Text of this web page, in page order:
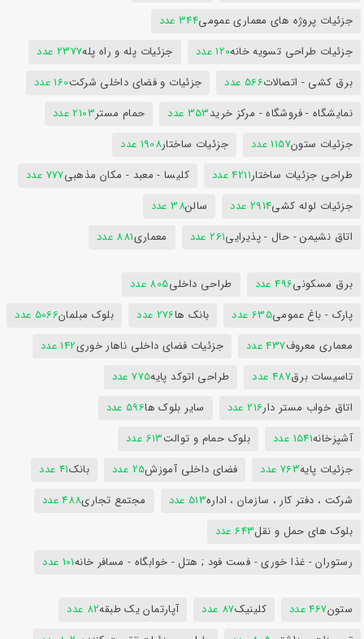
جزئیات پروژه های معماری عمومی344 عدد
جزئیات طراحی تسویه خانه120 عدد جزئیات پله و راه پله2377 عدد
برق کشی - اتصالات566 عدد جزئیات و فضای داخلی شرکت160 عدد
نمایشگاه - فروشگاه - مرکز خرید353 عدد حمام مستر2103 عدد
جزئیات ستون1157 عدد جزئیات ساختار1908 عدد
طراحی جزئیات ساختار4211 عدد کلیسا - معبد - مکان مذهبی777 عدد
جزئیات لوله کشی2914 عدد سالن38 عدد
اتاق نشیمن - حال - پذیرایی261 عدد معماری881 عدد
برق مسکونی496 عدد طراحی داخلی805 عدد
پارک - باغ عمومی635 عدد بانک ها276 عدد بلوک مبلمان5066 عدد
معماری معروف437 عدد جزئیات فضای داخلی ناهار خوری142 عدد
تاسیسات برق487 عدد طراحی اتوکد پایه775 عدد
اتاق خواب مستر دار216 عدد سایر بلوک ها596 عدد
آشپزخانه1541 عدد بلوک حمام و توالت613 عدد
جزئیات پایه763 عدد فضای داخلی آموزش25 عدد بانک41 عدد
شرکت ، دفتر کار ، سازمان ، اداره513 عدد مجتمع تجاری488 عدد
بلوک های حمل و نقل643 عدد
رستوران - غذا خوری - فست فود ; هتل - خوابگاه - مسافر خانه101 عدد
ستون467 عدد کلینیک87 عدد آپارتمان یک طبقه82 عدد